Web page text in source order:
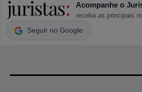
Acompanhe o
receba as principais
Seguir no Google